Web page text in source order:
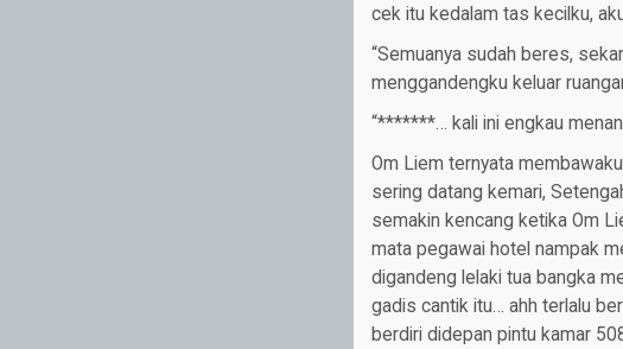
cek itu kedalam tas kecilku,
“Semuanya sudah beres,
menggandengku keluar
“*******… kali ini engkau
Om Liem ternyata
sering datang kemari,
semakin kencang ketika Om
mata pegawai hotel nampak
digandeng lelaki tua bangka
gadis cantik itu… ahh terlalu
berdiri didepan pintu kamar